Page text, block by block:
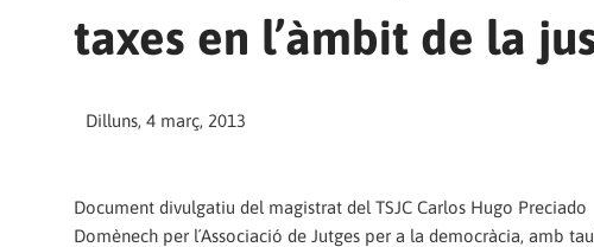
taxes en l’àmbit de la
Dilluns, 4 març, 2013
Document divulgatiu del magistrat del TSJC Carlos Hugo Preciado
Domènech per l´Associació de Jutges per a la democràcia, amb